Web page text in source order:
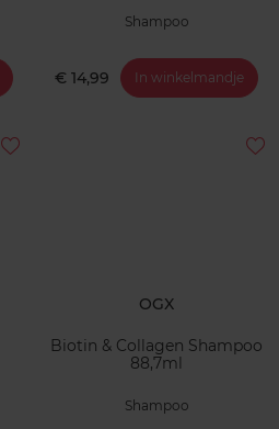
Shampoo
€ 14,99 In winkelmandje
OGX
Biotin & Collagen Shampoo
88,7ml
Shampoo